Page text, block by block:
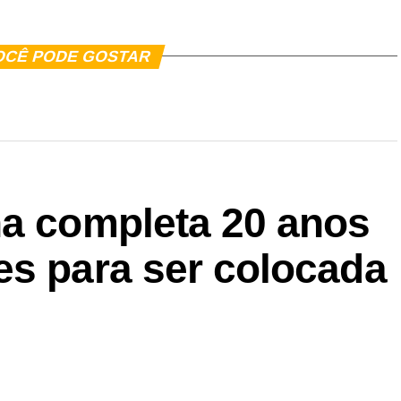
PODE GOSTAR
completa 20 anos
para ser colocada